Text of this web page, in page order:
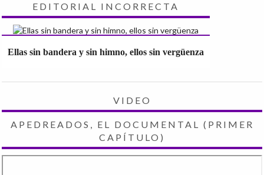
EDITORIAL INCORRECTA
Ellas sin bandera y sin himno, ellos sin vergüenza
VIDEO
APEDREADOS, EL DOCUMENTAL (PRIMER
CAPÍTULO)